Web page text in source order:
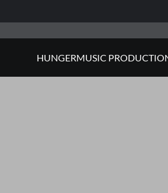
HUNGERMUSIC